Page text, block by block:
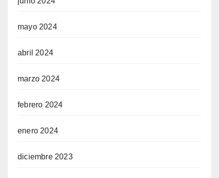
mayo 2024
abril 2024
marzo 2024
febrero 2024
enero 2024
diciembre 2023